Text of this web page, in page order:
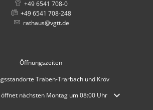
+49 6541 708-0
+49 6541 708-248
rathaus@vgtt.de
Öffnungszeiten
Traben-Trarbach und Kröv
Öffnungs- oder Schließzeiten auszublenden
öffnet nächsten Montag um 08:00 Uhr